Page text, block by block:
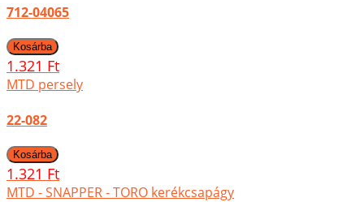
712-04065
1.321 Ft
MTD persely
22-082
1.321 Ft
MTD - SNAPPER - TORO kerékcsapágy